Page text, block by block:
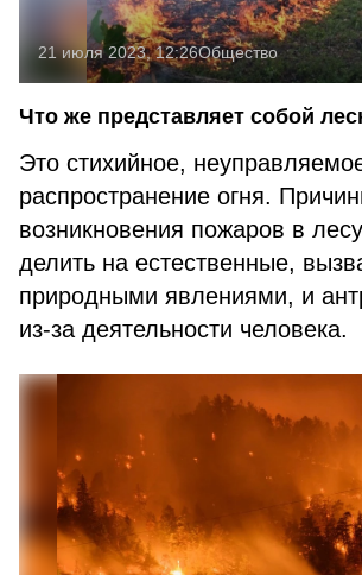
21 июля 2023, 12:26Общество
Что же представляет собой
Это стихийное,
распространение огня.
возникновения пожаров в
делить на естественные,
природными явлениями, и
из-за деятельности человека.